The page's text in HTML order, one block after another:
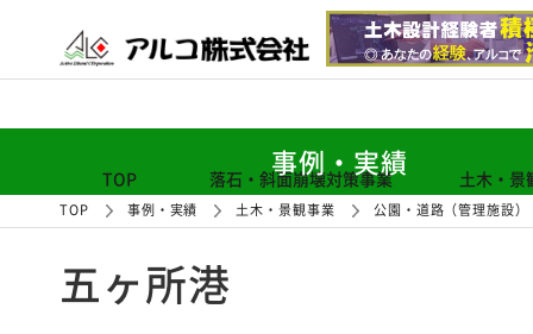
TOP 落石・斜面崩壊対策事業 土木・景
事例・実績
TOP 事例・実績 土木・景観事業 公園・道路（管理施設）
五ヶ所港